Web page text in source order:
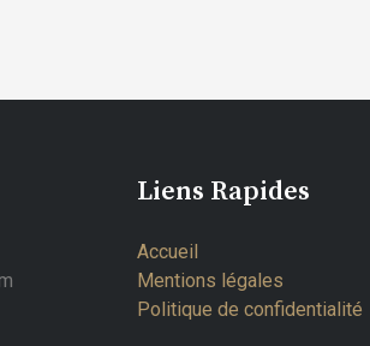
Liens Rapides
Accueil
Mentions légales
Politique de confidentialité